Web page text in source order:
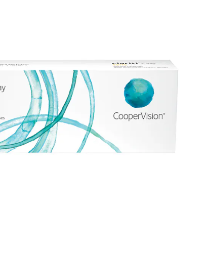
Autres marques